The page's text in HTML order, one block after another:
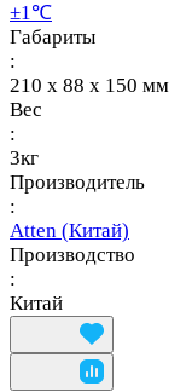
±1℃
Габариты
:
210 x 88 x 150 мм
Вес
:
3кг
Производитель
:
Atten (Китай)
Производство
:
Китай